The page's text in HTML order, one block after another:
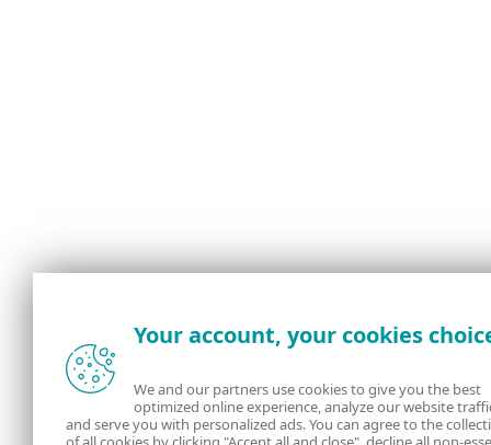
Your account, your cookies
We and our partners use cookies to give you the best
optimized online experience, analyze our website
and serve you with personalized ads. You can agree to the